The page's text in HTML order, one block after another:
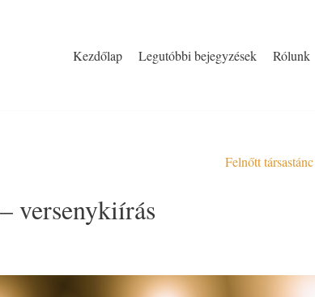
Kezdőlap Legutóbbi bejegyzések Rólunk
Felnőtt
versenykiírás